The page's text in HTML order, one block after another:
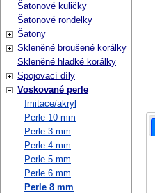
Šatonové kuličky
Šatonové rondelky
Šatony
Skleněné broušené korálky
Skleněné hladké korálky
Spojovací díly
Voskované perle
Imitace/akryl
Perle 10 mm
Perle 3 mm
Perle 4 mm
Perle 5 mm
Perle 6 mm
Perle 8 mm